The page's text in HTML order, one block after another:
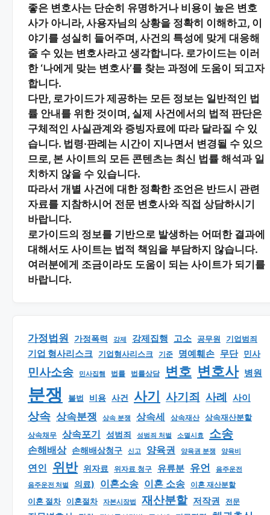
좋은 변호사는 단순히 유명하거나 비용이 높은 변호
사가 아니라, 사용자님의 상황을 정확히 이해하고, 이
야기를 성실히 들어주며, 사건의 특성에 맞게 대응해
줄 수 있는 변호사라고 생각합니다. 로가이드는 이러
한 ‘나에게 맞는 변호사’를 찾는 과정에 도움이 되고자
합니다.
다만, 로가이드가 제공하는 모든 정보는 일반적인 법
률 안내 를 위한 것이며, 실제 사건에서의 법적 판단은
구체적인 사실관계와 증빙자료에 따라 달라질 수 있
습니다. 법령·판례는 시간이 지나면서 변경될 수 있으
므로, 본 사이트의 모든 콘텐츠는 최신 법률 해석과 일
치하지 않을 수 있습니다.
따라서 개별 사건에 대한 정확한 조언은 반드시 관련
자료를 지참하시어 전문 변호사와 직접 상담하시기
바랍니다.
로가이드의 정보를 기반으로 발생하는 어떠한 결과에
대해서도 사이트는 법적 책임을 부담하지 않습니다.
여러분에게 조금이라도 도움이 되는 사이트가 되기를
바랍니다.
가정법원 가정폭력 강제 강제집행 고소 공무원 기업범죄
기업 형사리스크 기업형사리스크 기준 명예훼손 무단 민사
민사소송 민사집행 법률 법률상담 변호 변호사 병원
분쟁 불법 비용 사건 사기 사기죄 사례 사이
상속 상속분쟁 상속 분쟁 상속세 상속재산 상속재산분할
상속채무 상속포기 성범죄 성범죄 처벌 소멸시효 소송
손해배상 손해배상청구 신고 양육권 양육권 분쟁 양육비
연인 위반 위자료 위자료 청구 유류분 유언 음주운전
음주운전 처벌 의료) 이혼소송 이혼 소송 이혼 재산분할
이혼 절차 이혼절차 자본시장법 재산분할 저작권 전문